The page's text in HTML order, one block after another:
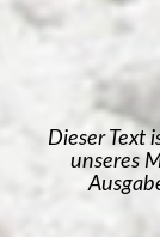
Dieser Text
unseres